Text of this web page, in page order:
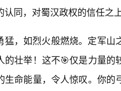
认同，对蜀汉政权的信任之
猛，如烈火般燃烧。定军山
的壮举！这不🎯仅是力量
生命能量，令人惊叹。你